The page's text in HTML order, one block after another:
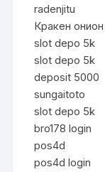
radenjitu
Кракен онион
slot depo 5k
slot depo 5k
deposit 5000
sungaitoto
slot depo 5k
bro178 login
pos4d
pos4d login